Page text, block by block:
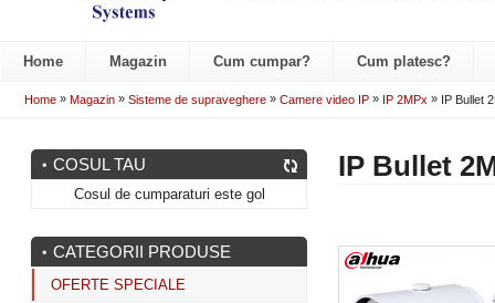
Home Magazin Cum cumpar? Cum platesc?
Home » Magazin » Sisteme de supraveghere » Camere video IP » IP 2MPx » IP Bullet
IP Bullet
COSUL TAU
Cosul de cumparaturi este gol
CATEGORII PRODUSE
OFERTE SPECIALE